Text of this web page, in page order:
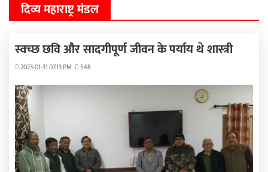
दिव्य महाराष्ट्र मंडल
स्वच्छ छवि और सादगीपूर्ण जीवन के पर्याय थे शास्त्री
2023-01-31 07:13 PM 548